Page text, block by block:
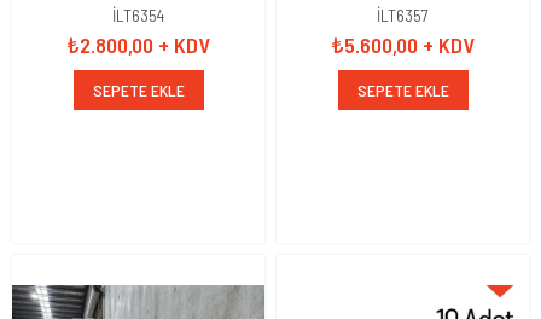
İLT6354
₺2.800,00 + KDV
SEPETE EKLE
İLT6357
₺5.600,00 + KDV
SEPETE EKLE